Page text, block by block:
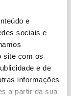
e
sociais e
site com os
e de
informações
a partir da sua
Date: 23/07/2026 14:15